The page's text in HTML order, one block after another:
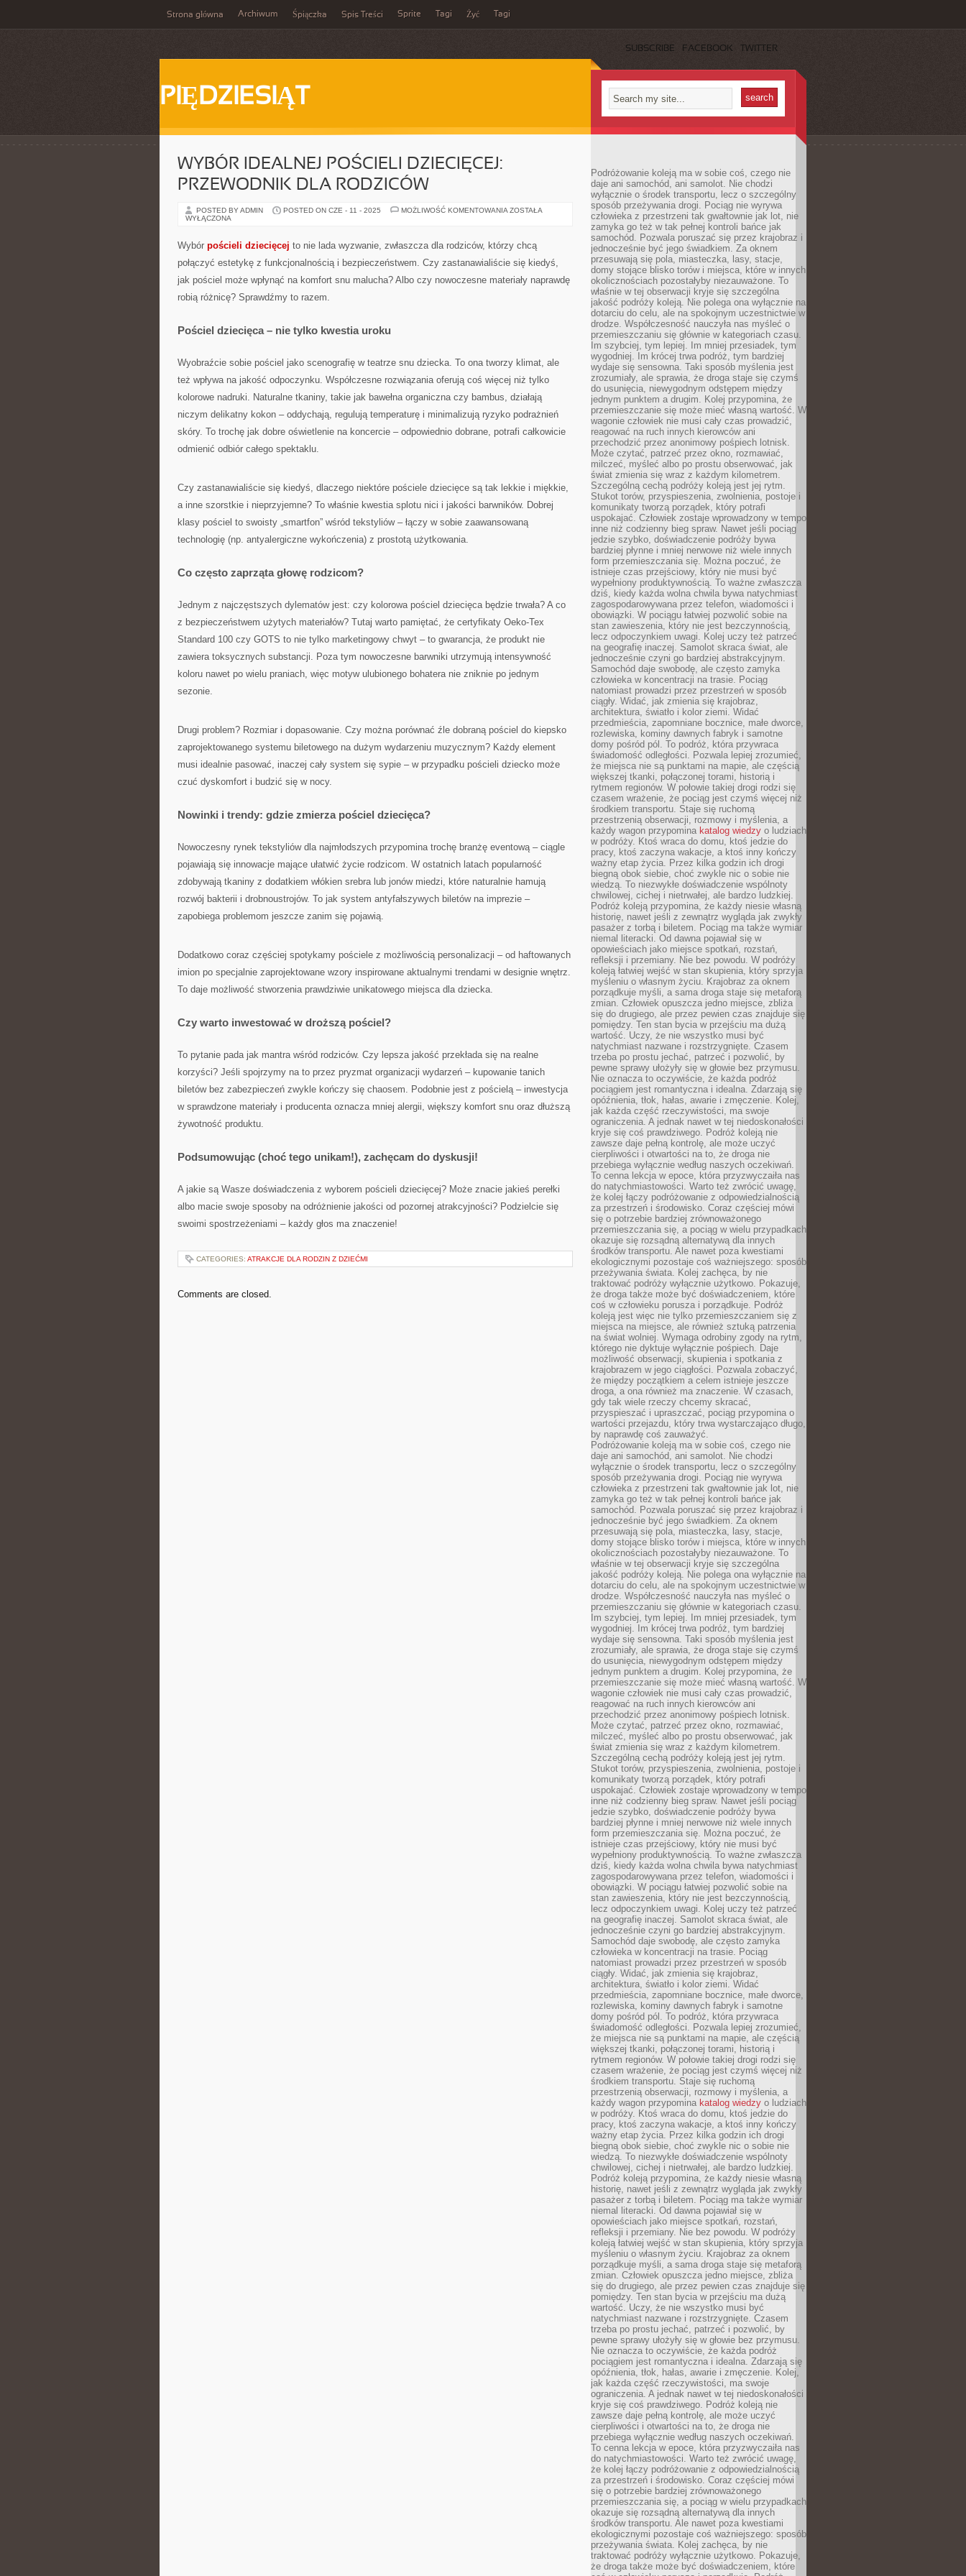
Strona główna Archiwum Śpiączka Spis Treści Sprite Tagi Żyć Tagi
SUBSCRIBE FACEBOOK TWITTER
PIĘDZIESIĄT
WYBÓR IDEALNEJ POŚCIELI DZIECIĘCEJ:
PRZEWODNIK DLA RODZICÓW
POSTED BY ADMIN POSTED ON CZE - 11 - 2025 MOŻLIWOŚĆ KOMENTOWANIA WYBÓR
PRZEWODNIK
DLA
ZOSTAŁA
WYŁĄCZONA
Wybór pościeli dziecięcej to nie lada wyzwanie, zwłaszcza dla rodziców, którzy chcą
połączyć estetykę z funkcjonalnością i bezpieczeństwem. Czy zastanawialiście się kiedyś,
jak pościel może wpłynąć na komfort snu malucha? Albo czy nowoczesne materiały naprawdę
robią różnicę? Sprawdźmy to razem.
Pościel dziecięca – nie tylko kwestia uroku
Wyobraźcie sobie pościel jako scenografię w teatrze snu dziecka. To ona tworzy klimat, ale
też wpływa na jakość odpoczynku. Współczesne rozwiązania oferują coś więcej niż tylko
kolorowe nadruki. Naturalne tkaniny, takie jak bawełna organiczna czy bambus, działają
niczym delikatny kokon – oddychają, regulują temperaturę i minimalizują ryzyko podrażnień
skóry. To trochę jak dobre oświetlenie na koncercie – odpowiednio dobrane, potrafi całkowicie
odmienić odbiór całego spektaklu.
Czy zastanawialiście się kiedyś, dlaczego niektóre pościele dziecięce są tak lekkie i miękkie,
a inne szorstkie i nieprzyjemne? To właśnie kwestia splotu nici i jakości barwników. Dobrej
klasy pościel to swoisty „smartfon” wśród tekstyliów – łączy w sobie zaawansowaną
technologię (np. antyalergiczne wykończenia) z prostotą użytkowania.
Co często zaprząta głowę rodzicom?
Jednym z najczęstszych dylematów jest: czy kolorowa pościel dziecięca będzie trwała? A co
z bezpieczeństwem użytych materiałów? Tutaj warto pamiętać, że certyfikaty Oeko-Tex
Standard 100 czy GOTS to nie tylko marketingowy chwyt – to gwarancja, że produkt nie
zawiera toksycznych substancji. Poza tym nowoczesne barwniki utrzymują intensywność
koloru nawet po wielu praniach, więc motyw ulubionego bohatera nie zniknie po jednym
sezonie.
Drugi problem? Rozmiar i dopasowanie. Czy można porównać źle dobraną pościel do kiepsko
zaprojektowanego systemu biletowego na dużym wydarzeniu muzycznym? Każdy element
musi idealnie pasować, inaczej cały system się sypie – w przypadku pościeli dziecko może
czuć dyskomfort i budzić się w nocy.
Nowinki i trendy: gdzie zmierza pościel dziecięca?
Nowoczesny rynek tekstyliów dla najmłodszych przypomina trochę branżę eventową – ciągle
pojawiają się innowacje mające ułatwić życie rodzicom. W ostatnich latach popularność
zdobywają tkaniny z dodatkiem włókien srebra lub jonów miedzi, które naturalnie hamują
rozwój bakterii i drobnoustrojów. To jak system antyfałszywych biletów na imprezie –
zapobiega problemom jeszcze zanim się pojawią.
Dodatkowo coraz częściej spotykamy pościele z możliwością personalizacji – od haftowanych
imion po specjalnie zaprojektowane wzory inspirowane aktualnymi trendami w designie wnętrz.
To daje możliwość stworzenia prawdziwie unikatowego miejsca dla dziecka.
Czy warto inwestować w droższą pościel?
To pytanie pada jak mantra wśród rodziców. Czy lepsza jakość przekłada się na realne
korzyści? Jeśli spojrzymy na to przez pryzmat organizacji wydarzeń – kupowanie tanich
biletów bez zabezpieczeń zwykle kończy się chaosem. Podobnie jest z pościelą – inwestycja
w sprawdzone materiały i producenta oznacza mniej alergii, większy komfort snu oraz dłuższą
żywotność produktu.
Podsumowując (choć tego unikam!), zachęcam do dyskusji!
A jakie są Wasze doświadczenia z wyborem pościeli dziecięcej? Może znacie jakieś perełki
albo macie swoje sposoby na odróżnienie jakości od pozornej atrakcyjności? Podzielcie się
swoimi spostrzeżeniami – każdy głos ma znaczenie!
CATEGORIES: ATRAKCJE DLA RODZIN Z DZIEĆMI
Comments are closed.
Podróżowanie koleją ma w sobie coś, czego nie
daje ani samochód, ani samolot. Nie chodzi
wyłącznie o środek transportu, lecz o szczególny
sposób przeżywania drogi. Pociąg nie wyrywa
człowieka z przestrzeni tak gwałtownie jak lot, nie
zamyka go też w tak pełnej kontroli bańce jak
samochód. Pozwala poruszać się przez krajobraz i
jednocześnie być jego świadkiem. Za oknem
przesuwają się pola, miasteczka, lasy, stacje,
domy stojące blisko torów i miejsca, które w innych
okolicznościach pozostałyby niezauważone. To
właśnie w tej obserwacji kryje się szczególna
jakość podróży koleją. Nie polega ona wyłącznie na
dotarciu do celu, ale na spokojnym uczestnictwie w
drodze. Współczesność nauczyła nas myśleć o
przemieszczaniu się głównie w kategoriach czasu.
Im szybciej, tym lepiej. Im mniej przesiadek, tym
wygodniej. Im krócej trwa podróż, tym bardziej
wydaje się sensowna. Taki sposób myślenia jest
zrozumiały, ale sprawia, że droga staje się czymś
do usunięcia, niewygodnym odstępem między
jednym punktem a drugim. Kolej przypomina, że
przemieszczanie się może mieć własną wartość. W
wagonie człowiek nie musi cały czas prowadzić,
reagować na ruch innych kierowców ani
przechodzić przez anonimowy pośpiech lotnisk.
Może czytać, patrzeć przez okno, rozmawiać,
milczeć, myśleć albo po prostu obserwować, jak
świat zmienia się wraz z każdym kilometrem.
Szczególną cechą podróży koleją jest jej rytm.
Stukot torów, przyspieszenia, zwolnienia, postoje i
komunikaty tworzą porządek, który potrafi
uspokajać. Człowiek zostaje wprowadzony w tempo
inne niż codzienny bieg spraw. Nawet jeśli pociąg
jedzie szybko, doświadczenie podróży bywa
bardziej płynne i mniej nerwowe niż wiele innych
form przemieszczania się. Można poczuć, że
istnieje czas przejściowy, który nie musi być
wypełniony produktywnością. To ważne zwłaszcza
dziś, kiedy każda wolna chwila bywa natychmiast
zagospodarowywana przez telefon, wiadomości i
obowiązki. W pociągu łatwiej pozwolić sobie na
stan zawieszenia, który nie jest bezczynnością,
lecz odpoczynkiem uwagi. Kolej uczy też patrzeć
na geografię inaczej. Samolot skraca świat, ale
jednocześnie czyni go bardziej abstrakcyjnym.
Samochód daje swobodę, ale często zamyka
człowieka w koncentracji na trasie. Pociąg
natomiast prowadzi przez przestrzeń w sposób
ciągły. Widać, jak zmienia się krajobraz,
architektura, światło i kolor ziemi. Widać
przedmieścia, zapomniane bocznice, małe dworce,
rozlewiska, kominy dawnych fabryk i samotne
domy pośród pól. To podróż, która przywraca
świadomość odległości. Pozwala lepiej zrozumieć,
że miejsca nie są punktami na mapie, ale częścią
większej tkanki, połączonej torami, historią i
rytmem regionów. W połowie takiej drogi rodzi się
czasem wrażenie, że pociąg jest czymś więcej niż
środkiem transportu. Staje się ruchomą
przestrzenią obserwacji, rozmowy i myślenia, a
każdy wagon przypomina katalog wiedzy o ludziach
w podróży. Ktoś wraca do domu, ktoś jedzie do
pracy, ktoś zaczyna wakacje, a ktoś inny kończy
ważny etap życia. Przez kilka godzin ich drogi
biegną obok siebie, choć zwykle nic o sobie nie
wiedzą. To niezwykłe doświadczenie wspólnoty
chwilowej, cichej i nietrwałej, ale bardzo ludzkiej.
Podróż koleją przypomina, że każdy niesie własną
historię, nawet jeśli z zewnątrz wygląda jak zwykły
pasażer z torbą i biletem. Pociąg ma także wymiar
niemal literacki. Od dawna pojawiał się w
opowieściach jako miejsce spotkań, rozstań,
refleksji i przemiany. Nie bez powodu. W podróży
koleją łatwiej wejść w stan skupienia, który sprzyja
myśleniu o własnym życiu. Krajobraz za oknem
porządkuje myśli, a sama droga staje się metaforą
zmian. Człowiek opuszcza jedno miejsce, zbliża
się do drugiego, ale przez pewien czas znajduje się
pomiędzy. Ten stan bycia w przejściu ma dużą
wartość. Uczy, że nie wszystko musi być
natychmiast nazwane i rozstrzygnięte. Czasem
trzeba po prostu jechać, patrzeć i pozwolić, by
pewne sprawy ułożyły się w głowie bez przymusu.
Nie oznacza to oczywiście, że każda podróż
pociągiem jest romantyczna i idealna. Zdarzają się
opóźnienia, tłok, hałas, awarie i zmęczenie. Kolej,
jak każda część rzeczywistości, ma swoje
ograniczenia. A jednak nawet w tej niedoskonałości
kryje się coś prawdziwego. Podróż koleją nie
zawsze daje pełną kontrolę, ale może uczyć
cierpliwości i otwartości na to, że droga nie
przebiega wyłącznie według naszych oczekiwań.
To cenna lekcja w epoce, która przyzwyczaiła nas
do natychmiastowości. Warto też zwrócić uwagę,
że kolej łączy podróżowanie z odpowiedzialnością
za przestrzeń i środowisko. Coraz częściej mówi
się o potrzebie bardziej zrównoważonego
przemieszczania się, a pociąg w wielu przypadkach
okazuje się rozsądną alternatywą dla innych
środków transportu. Ale nawet poza kwestiami
ekologicznymi pozostaje coś ważniejszego: sposób
przeżywania świata. Kolej zachęca, by nie
traktować podróży wyłącznie użytkowo. Pokazuje,
że droga także może być doświadczeniem, które
coś w człowieku porusza i porządkuje. Podróż
koleją jest więc nie tylko przemieszczaniem się z
miejsca na miejsce, ale również sztuką patrzenia
na świat wolniej. Wymaga odrobiny zgody na rytm,
którego nie dyktuje wyłącznie pośpiech. Daje
możliwość obserwacji, skupienia i spotkania z
krajobrazem w jego ciągłości. Pozwala zobaczyć,
że między początkiem a celem istnieje jeszcze
droga, a ona również ma znaczenie. W czasach,
gdy tak wiele rzeczy chcemy skracać,
przyspieszać i upraszczać, pociąg przypomina o
wartości przejazdu, który trwa wystarczająco długo,
by naprawdę coś zauważyć.
Podróżowanie koleją ma w sobie coś, czego nie
daje ani samochód, ani samolot. Nie chodzi
wyłącznie o środek transportu, lecz o szczególny
sposób przeżywania drogi. Pociąg nie wyrywa
człowieka z przestrzeni tak gwałtownie jak lot, nie
zamyka go też w tak pełnej kontroli bańce jak
samochód. Pozwala poruszać się przez krajobraz i
jednocześnie być jego świadkiem. Za oknem
przesuwają się pola, miasteczka, lasy, stacje,
domy stojące blisko torów i miejsca, które w innych
okolicznościach pozostałyby niezauważone. To
właśnie w tej obserwacji kryje się szczególna
jakość podróży koleją. Nie polega ona wyłącznie na
dotarciu do celu, ale na spokojnym uczestnictwie w
drodze. Współczesność nauczyła nas myśleć o
przemieszczaniu się głównie w kategoriach czasu.
Im szybciej, tym lepiej. Im mniej przesiadek, tym
wygodniej. Im krócej trwa podróż, tym bardziej
wydaje się sensowna. Taki sposób myślenia jest
zrozumiały, ale sprawia, że droga staje się czymś
do usunięcia, niewygodnym odstępem między
jednym punktem a drugim. Kolej przypomina, że
przemieszczanie się może mieć własną wartość. W
wagonie człowiek nie musi cały czas prowadzić,
reagować na ruch innych kierowców ani
przechodzić przez anonimowy pośpiech lotnisk.
Może czytać, patrzeć przez okno, rozmawiać,
milczeć, myśleć albo po prostu obserwować, jak
świat zmienia się wraz z każdym kilometrem.
Szczególną cechą podróży koleją jest jej rytm.
Stukot torów, przyspieszenia, zwolnienia, postoje i
komunikaty tworzą porządek, który potrafi
uspokajać. Człowiek zostaje wprowadzony w tempo
inne niż codzienny bieg spraw. Nawet jeśli pociąg
jedzie szybko, doświadczenie podróży bywa
bardziej płynne i mniej nerwowe niż wiele innych
form przemieszczania się. Można poczuć, że
istnieje czas przejściowy, który nie musi być
wypełniony produktywnością. To ważne zwłaszcza
dziś, kiedy każda wolna chwila bywa natychmiast
zagospodarowywana przez telefon, wiadomości i
obowiązki. W pociągu łatwiej pozwolić sobie na
stan zawieszenia, który nie jest bezczynnością,
lecz odpoczynkiem uwagi. Kolej uczy też patrzeć
na geografię inaczej. Samolot skraca świat, ale
jednocześnie czyni go bardziej abstrakcyjnym.
Samochód daje swobodę, ale często zamyka
człowieka w koncentracji na trasie. Pociąg
natomiast prowadzi przez przestrzeń w sposób
ciągły. Widać, jak zmienia się krajobraz,
architektura, światło i kolor ziemi. Widać
przedmieścia, zapomniane bocznice, małe dworce,
rozlewiska, kominy dawnych fabryk i samotne
domy pośród pól. To podróż, która przywraca
świadomość odległości. Pozwala lepiej zrozumieć,
że miejsca nie są punktami na mapie, ale częścią
większej tkanki, połączonej torami, historią i
rytmem regionów. W połowie takiej drogi rodzi się
czasem wrażenie, że pociąg jest czymś więcej niż
środkiem transportu. Staje się ruchomą
przestrzenią obserwacji, rozmowy i myślenia, a
każdy wagon przypomina katalog wiedzy o ludziach
w podróży. Ktoś wraca do domu, ktoś jedzie do
pracy, ktoś zaczyna wakacje, a ktoś inny kończy
ważny etap życia. Przez kilka godzin ich drogi
biegną obok siebie, choć zwykle nic o sobie nie
wiedzą. To niezwykłe doświadczenie wspólnoty
chwilowej, cichej i nietrwałej, ale bardzo ludzkiej.
Podróż koleją przypomina, że każdy niesie własną
historię, nawet jeśli z zewnątrz wygląda jak zwykły
pasażer z torbą i biletem. Pociąg ma także wymiar
niemal literacki. Od dawna pojawiał się w
opowieściach jako miejsce spotkań, rozstań,
refleksji i przemiany. Nie bez powodu. W podróży
koleją łatwiej wejść w stan skupienia, który sprzyja
myśleniu o własnym życiu. Krajobraz za oknem
porządkuje myśli, a sama droga staje się metaforą
zmian. Człowiek opuszcza jedno miejsce, zbliża
się do drugiego, ale przez pewien czas znajduje się
pomiędzy. Ten stan bycia w przejściu ma dużą
wartość. Uczy, że nie wszystko musi być
natychmiast nazwane i rozstrzygnięte. Czasem
trzeba po prostu jechać, patrzeć i pozwolić, by
pewne sprawy ułożyły się w głowie bez przymusu.
Nie oznacza to oczywiście, że każda podróż
pociągiem jest romantyczna i idealna. Zdarzają się
opóźnienia, tłok, hałas, awarie i zmęczenie. Kolej,
jak każda część rzeczywistości, ma swoje
ograniczenia. A jednak nawet w tej niedoskonałości
kryje się coś prawdziwego. Podróż koleją nie
zawsze daje pełną kontrolę, ale może uczyć
cierpliwości i otwartości na to, że droga nie
przebiega wyłącznie według naszych oczekiwań.
To cenna lekcja w epoce, która przyzwyczaiła nas
do natychmiastowości. Warto też zwrócić uwagę,
że kolej łączy podróżowanie z odpowiedzialnością
za przestrzeń i środowisko. Coraz częściej mówi
się o potrzebie bardziej zrównoważonego
przemieszczania się, a pociąg w wielu przypadkach
okazuje się rozsądną alternatywą dla innych
środków transportu. Ale nawet poza kwestiami
ekologicznymi pozostaje coś ważniejszego: sposób
przeżywania świata. Kolej zachęca, by nie
traktować podróży wyłącznie użytkowo. Pokazuje,
że droga także może być doświadczeniem, które